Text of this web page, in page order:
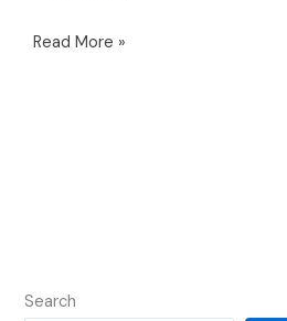
Read More »
Search